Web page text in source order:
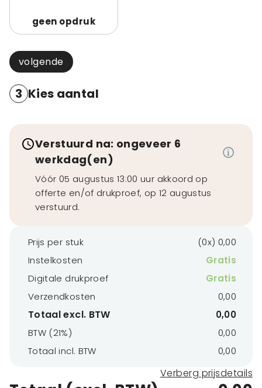
geen opdruk
volgende
3 Kies aantal
Verstuurd na: ongeveer 6
werkdag(en)
Vóór 05 augustus 13:00 uur akkoord op
offerte en/of drukproef, op 12 augustus
verstuurd.
Prijs per stuk
(0x) 0,00
Instelkosten
Gratis
Digitale drukproef
Gratis
Verzendkosten
0,00
Totaal excl. BTW
0,00
BTW (21%)
0,00
Totaal incl. BTW
0,00
Verberg prijsdetails